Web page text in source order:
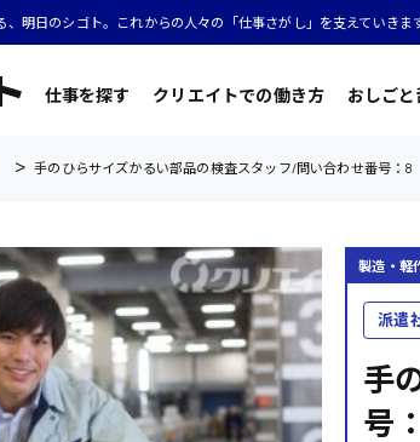
明日のシゴト。これからの人々の「仕事さがし」を支えていきます
仕事を探す クリエイトでの働き方 おしご
手のひらサイズかるい部品の検査スタッフ/問い合わせ番号：8
製造・軽
派遣
手
号